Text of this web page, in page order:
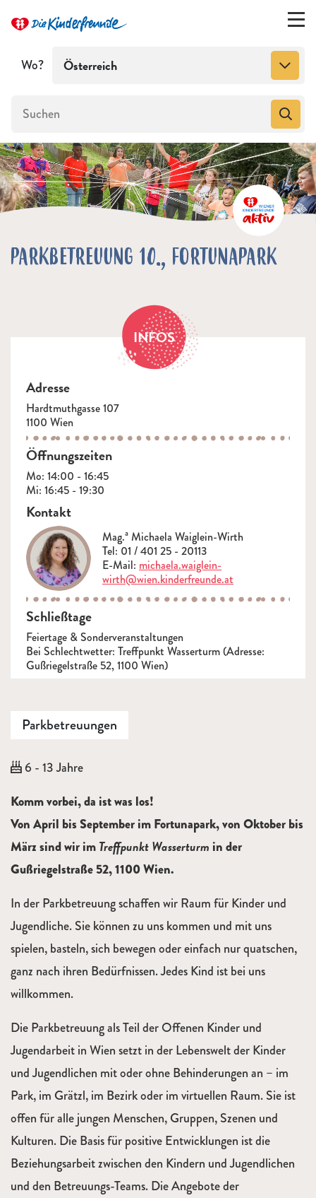
Wo? Österreich
PARKBETREUUNG 10., FORTUNAPARK
INFOS
Adresse
Hardtmuthgasse 107
1100 Wien
Öffnungszeiten
Mo: 14:00 - 16:45
Mi: 16:45 - 19:30
Kontakt
Mag.ª Michaela Waiglein-Wirth
Tel: 01 / 401 25 - 20113
E-Mail: michaela.waiglein-
wirth@wien.kinderfreunde.at
Schließtage
Feiertage & Sonderveranstaltungen
Bei Schlechtwetter: Treffpunkt Wasserturm (Adresse:
Gußriegelstraße 52, 1100 Wien)
Parkbetreuungen
Alter:
6 - 13 Jahre
Beschreibung
Komm vorbei, da ist was los!
Von April bis September im Fortunapark, von Oktober bis
März sind wir imTreffpunkt Wasserturm in der
Gußriegelstraße 52, 1100 Wien.
In der Parkbetreuung schaffen wir Raum für Kinder und
Jugendliche. Sie können zu uns kommen und mit uns
spielen, basteln, sich bewegen oder einfach nur quatschen,
ganz nach ihren Bedürfnissen. Jedes Kind ist bei uns
willkommen.
Die Parkbetreuung als Teil der Offenen Kinder­ und
Jugendarbeit in Wien setzt in der Lebenswelt der Kinder
und Jugendlichen mit oder ohne Behinderungen an – im
Park, im Grätzl, im Bezirk oder im virtuellen Raum. Sie ist
offen für alle jungen Menschen, Gruppen, Szenen und
Kulturen. Die Basis für positive Entwicklungen ist die
Beziehungsarbeit zwischen den Kindern und Jugendlichen
und den Betreuungs-Teams. Die Angebote der